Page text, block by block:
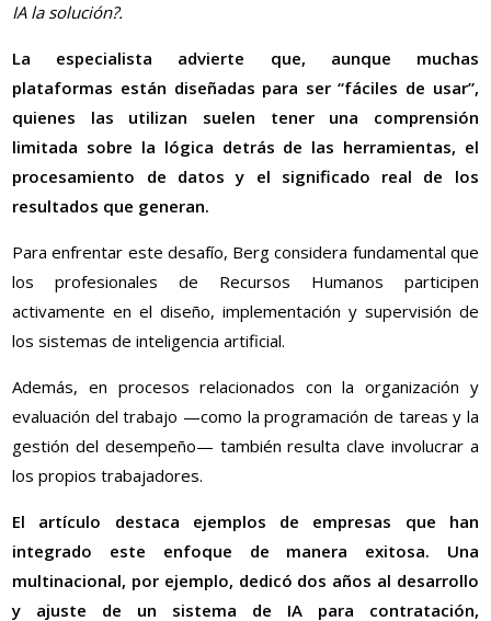
IA la solución?.
La especialista advierte que, aunque muchas
plataformas están diseñadas para ser “fáciles de usar”,
quienes las utilizan suelen tener una comprensión
limitada sobre la lógica detrás de las herramientas, el
procesamiento de datos y el significado real de los
resultados que generan.
Para enfrentar este desafío, Berg considera fundamental que
los profesionales de Recursos Humanos participen
activamente en el diseño, implementación y supervisión de
los sistemas de inteligencia artificial.
Además, en procesos relacionados con la organización y
evaluación del trabajo —como la programación de tareas y la
gestión del desempeño— también resulta clave involucrar a
los propios trabajadores.
El artículo destaca ejemplos de empresas que han
integrado este enfoque de manera exitosa. Una
multinacional, por ejemplo, dedicó dos años al desarrollo
y ajuste de un sistema de IA para contratación,